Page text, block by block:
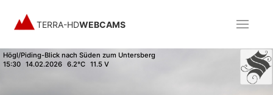
TERRA-HDWEBCAMS
Högl/Piding-Blick nach Süden zum Untersberg
15:30 14.02.2026 6.2°C 11.5 V